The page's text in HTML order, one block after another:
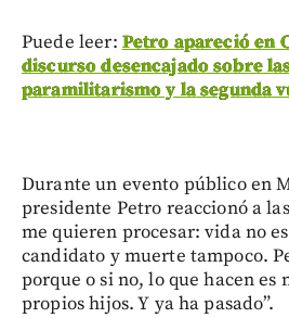
Puede leer: Petro apareció en
discurso desencajado sobre
paramilitarismo y la segunda
Durante un evento público en
presidente Petro reaccionó a
me quieren procesar: vida no
candidato y muerte tampoco.
porque o si no, lo que hacen es
propios hijos. Y ya ha pasado”.